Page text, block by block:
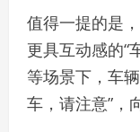
值得一提的是
更具互动感的“
等场景下，车
车，请注意”，